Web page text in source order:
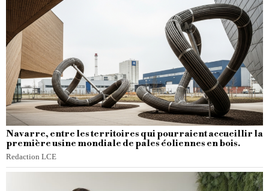
Navarre, entre les territoires qui pourraient accueillir la
première usine mondiale de pales éoliennes en bois.
Redaction LCE